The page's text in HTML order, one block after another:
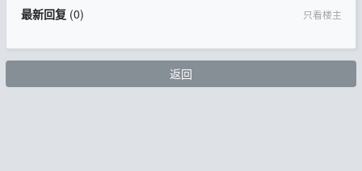
最新回复(0) 只看楼主
返回